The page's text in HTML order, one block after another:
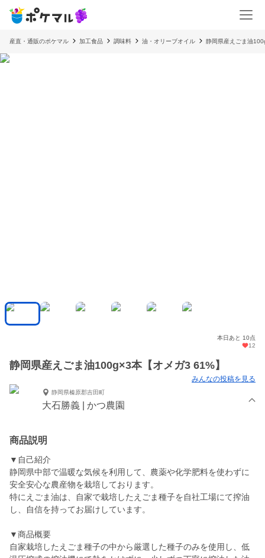
産直・通販のポケマル 加工食品 調味料 油・オリーブオイル 静岡県産えごま油
本日あと 10点
12
静岡県産えごま油100g×3本【オメガ3 61%】
みんなの投稿を見る
静岡県榛原郡吉田町
大石勝義 | かつ農園
商品説明
▼自己紹介
静岡県中部で温暖な気候を利用して、農薬や化学肥料を使わずに
安全安心な農産物を栽培しております。
特にえごま油は、自家で栽培したえごま種子を自社工場にて搾油
し、自信を持ってお届けしています。
▼商品概要
自家栽培したえごま種子の中から厳選した種子のみを使用し、低